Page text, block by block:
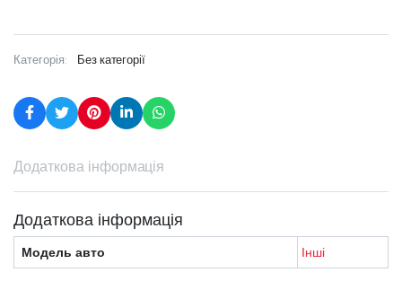
Категорія: Без категорії
Додаткова інформація
Додаткова інформація
Модель авто Інші